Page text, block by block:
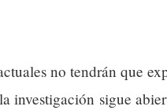
no tendrán que
investigación sigue